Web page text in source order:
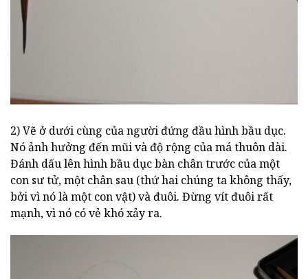
2) Vẽ ở dưới cùng của người đứng đầu hình bầu dục.
Nó ảnh hưởng đến mũi và độ rộng của má thuôn dài.
Đánh dấu lên hình bầu dục bàn chân trước của một
con sư tử, một chân sau (thứ hai chúng ta không thấy,
bởi vì nó là một con vật) và đuôi. Đừng vít đuôi rất
mạnh, vì nó có vẻ khó xảy ra.